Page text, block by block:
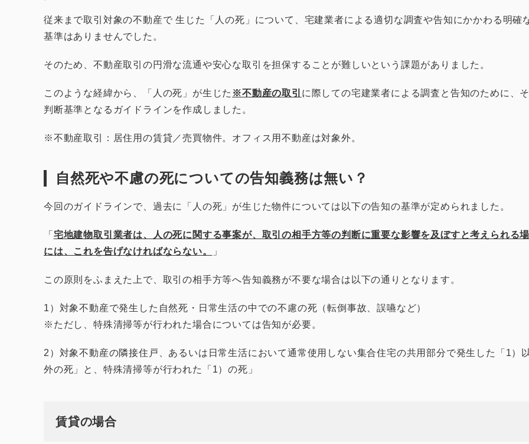
従来まで取引対象の不動産で 生じた「人の死」について、宅建業者による適切な調査や告知にかかわる明確
基準はありませんでした。
そのため、不動産取引の円滑な流通や安心な取引を担保することが難しいという課題がありました。
このような経緯から、「人の死」が生じた ※不動産の取引 に際しての宅建業者による調査と告知のために、
判断基準となるガイドラインを作成しました。
※不動産取引：居住用の賃貸／売買物件。オフィス用不動産は対象外。
自然死や不慮の死についての告知義務は無い？
今回のガイドラインで、過去に「人の死」が生じた物件については以下の告知の基準が定められました。
「 宅地建物取引業者は、人の死に関する事案が、取引の相手方等の判断に重要な影響を及ぼすと考えられる
には、これを告げなければならない。
」
この原則をふまえた上で、取引の相手方等へ告知義務が不要な場合は以下の通りとなります。
1）対象不動産で発生した自然死・日常生活の中での不慮の死（転倒事故、誤嚥など）
※ただし、特殊清掃等が行われた場合については告知が必要。
2）対象不動産の隣接住戸、あるいは日常生活において通常使用しない集合住宅の共用部分で発生した「1）
外の死」と、特殊清掃等が行われた「1）の死」
賃貸の場合